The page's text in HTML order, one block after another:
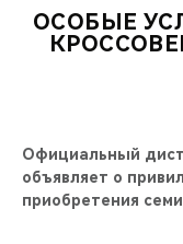
КРОССОВЕРЫ
ПОДДЕРЖКА
CHERY В СОЦСЕТЯХ
ОСОБЫЕ
Официальный
объявляет о
приобретения